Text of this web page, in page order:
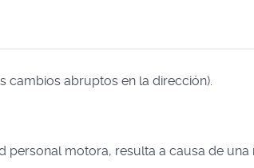
cambios abruptos en la dirección).
personal motora, resulta a causa de